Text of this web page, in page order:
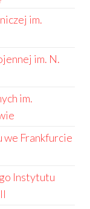
im.
im. N.
im.
Frankfurcie
Instytutu